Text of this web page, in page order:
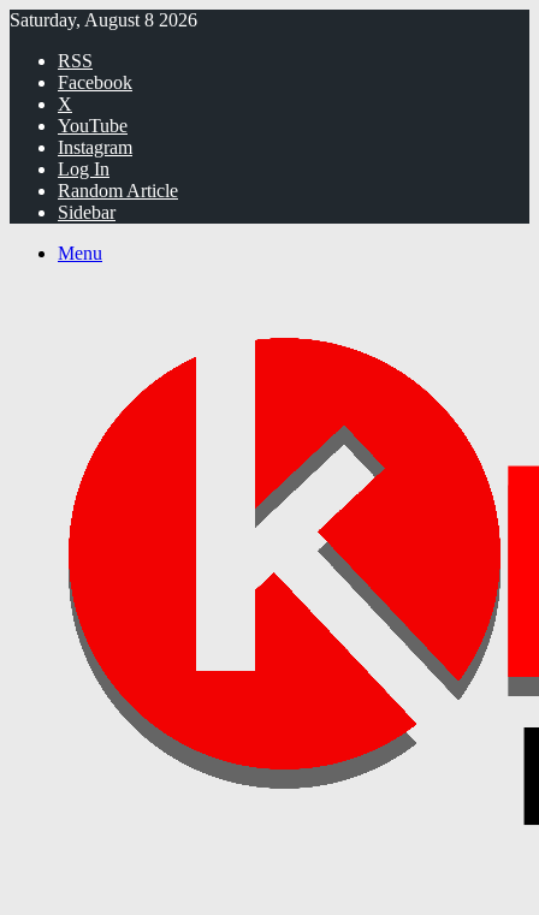
Saturday, August 8 2026
RSS
Facebook
X
YouTube
Instagram
Log In
Random Article
Sidebar
Menu